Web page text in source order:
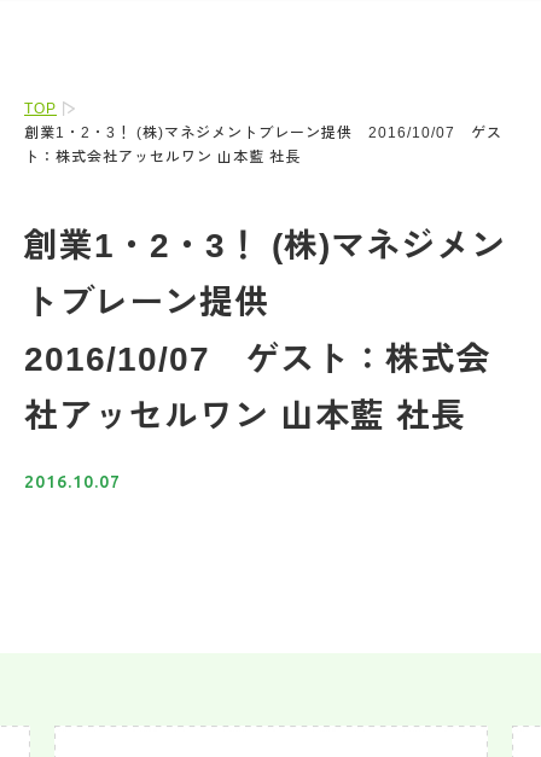
TOP
創業1・2・3！ (株)マネジメントブレーン提供 2016/10/07 ゲス
ト：株式会社アッセルワン 山本藍 社長
創業1・2・3！ (株)マネジメン
トブレーン提供
2016/10/07 ゲスト：株式会
社アッセルワン 山本藍 社長
2016.10.07